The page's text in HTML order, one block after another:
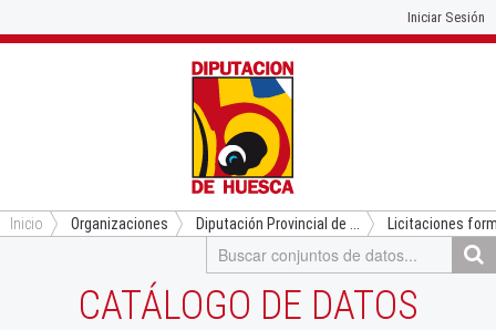
Inicio Organizaciones Diputación Provincial de ... Licitaciones
Iniciar Sesión
CATÁLOGO DE DATOS